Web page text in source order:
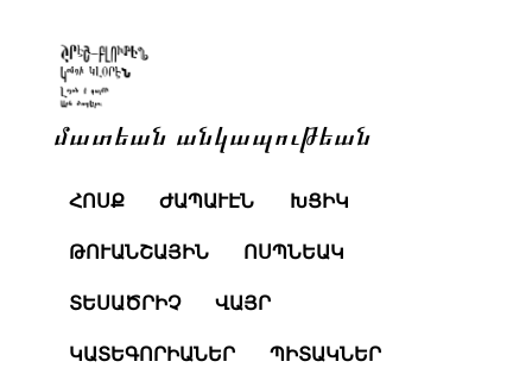
մատեան անկապութեան
ՀՈՍՔ ԺԱՊԱՒԷՆ ԽՑԻԿ
ԹՈՒԱՆՇԱՅԻՆ ՈՍՊՆԵԱԿ
ՏԵՍԱԾՐԻՉ ՎԱՅՐ
ԿԱՏԵԳՈՐԻԱՆԵՐ ՊԻՏԱԿՆԵՐ